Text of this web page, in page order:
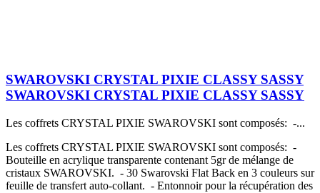
SWAROVSKI CRYSTAL PIXIE CLASSY SASSY
SWAROVSKI CRYSTAL PIXIE CLASSY SASSY
Les coffrets CRYSTAL PIXIE SWAROVSKI sont composés: -...
Les coffrets CRYSTAL PIXIE SWAROVSKI sont composés: -
Bouteille en acrylique transparente contenant 5gr de mélange de
cristaux SWAROVSKI. - 30 Swarovski Flat Back en 3 couleurs sur
feuille de transfert auto-collant. - Entonnoir pour la récupération des